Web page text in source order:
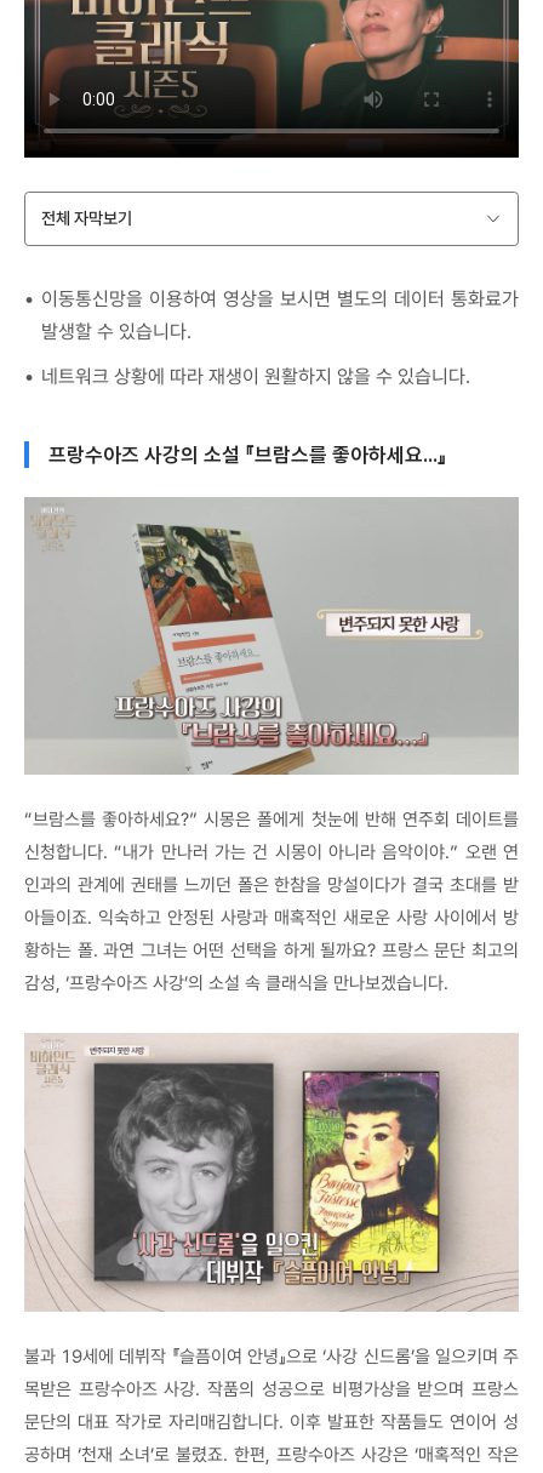
전체 자막보기
이동통신망을 이용하여 영상을 보시면 별도의 데이터 통화료가
발생할 수 있습니다.
네트워크 상황에 따라 재생이 원활하지 않을 수 있습니다.
프랑수아즈 사강의 소설 『브람스를 좋아하세요...』
“브람스를 좋아하세요?” 시몽은 폴에게 첫눈에 반해 연주회 데이트를
신청합니다. “내가 만나러 가는 건 시몽이 아니라 음악이야.” 오랜 연
인과의 관계에 권태를 느끼던 폴은 한참을 망설이다가 결국 초대를 받
아들이죠. 익숙하고 안정된 사랑과 매혹적인 새로운 사랑 사이에서 방
황하는 폴. 과연 그녀는 어떤 선택을 하게 될까요? 프랑스 문단 최고의
감성, ‘프랑수아즈 사강’의 소설 속 클래식을 만나보겠습니다.
불과 19세에 데뷔작 『슬픔이여 안녕』으로 ‘사강 신드롬’을 일으키며 주
목받은 프랑수아즈 사강. 작품의 성공으로 비평가상을 받으며 프랑스
문단의 대표 작가로 자리매김합니다. 이후 발표한 작품들도 연이어 성
공하며 ‘천재 소녀’로 불렸죠. 한편, 프랑수아즈 사강은 ‘매혹적인 작은